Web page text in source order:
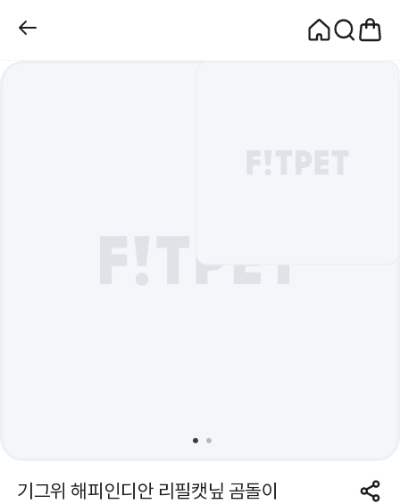
기그위 해피인디안 리필캣닢 곰돌이